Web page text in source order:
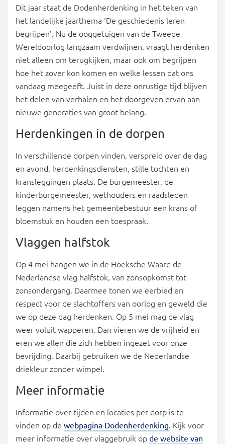
Dit jaar staat de Dodenherdenking in het teken van
het landelijke jaarthema ‘De geschiedenis leren
begrijpen’. Nu de ooggetuigen van de Tweede
Wereldoorlog langzaam verdwijnen, vraagt herdenken
niet alleen om terugkijken, maar ook om begrijpen
hoe het zover kon komen en welke lessen dat ons
vandaag meegeeft. Juist in deze onrustige tijd blijven
het delen van verhalen en het doorgeven ervan aan
nieuwe generaties van groot belang.
Herdenkingen in de dorpen
In verschillende dorpen vinden, verspreid over de dag
en avond, herdenkingsdiensten, stille tochten en
kransleggingen plaats. De burgemeester, de
kinderburgemeester, wethouders en raadsleden
leggen namens het gemeentebestuur een krans of
bloemstuk en houden een toespraak.
Vlaggen halfstok
Op 4 mei hangen we in de Hoeksche Waard de
Nederlandse vlag halfstok, van zonsopkomst tot
zonsondergang. Daarmee tonen we eerbied en
respect voor de slachtoffers van oorlog en geweld die
we op deze dag herdenken. Op 5 mei mag de vlag
weer voluit wapperen. Dan vieren we de vrijheid en
eren we allen die zich hebben ingezet voor onze
bevrijding. Daarbij gebruiken we de Nederlandse
driekleur zonder wimpel.
Meer informatie
Informatie over tijden en locaties per dorp is te
vinden op de webpagina Dodenherdenking. Kijk voor
meer informatie over vlaggebruik op de website van